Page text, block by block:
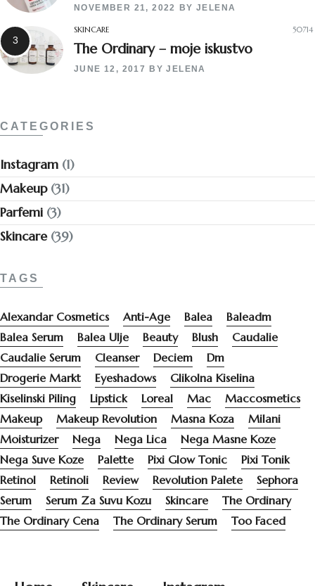
NOVEMBER 21, 2022 BYJELENA
SKINCARE 50714
The Ordinary – moje iskustvo
JUNE 12, 2017 BYJELENA
CATEGORIES
Instagram (1)
Makeup(31)
Parfemi (3)
Skincare(39)
TAGS
Alexandar Cosmetics Anti-Age Balea
Baleadm
Balea Serum
Balea Ulje Beauty Blush
Caudalie
Caudalie Serum
Cleanser Deciem
Dm
Drogerie Markt
Eyeshadows
Glikolna Kiselina
Kiselinski Piling
Lipstick Loreal Mac
Maccosmetics
Makeup
Makeup Revolution Masna Koza
Milani
Moisturizer
Nega Nega Lica
Nega Masne Koze
Nega Suve Koze
Palette Pixi Glow Tonic
Pixi Tonik
Retinol
Retinoli Review Revolution Palete
Sephora
Serum
Serum Za Suvu Kozu Skincare
The Ordinary
The Ordinary Cena
The Ordinary Serum Too Faced